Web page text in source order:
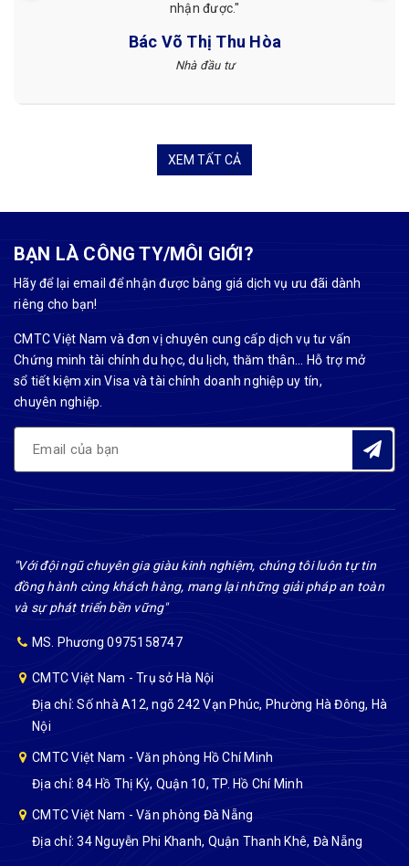
nhận được."
Bác Võ Thị Thu Hòa
Nhà đầu tư
XEM TẤT CẢ
BẠN LÀ CÔNG TY/MÔI GIỚI?
Hãy để lại email để nhận được bảng giá dịch vụ ưu đãi dành
riêng cho bạn!
CMTC Việt Nam và đơn vị chuyên cung cấp dịch vụ tư vấn
Chứng minh tài chính du học, du lịch, thăm thân... Hỗ trợ mở
sổ tiết kiệm xin Visa và tài chính doanh nghiệp uy tín,
chuyên nghiệp.
"Với đội ngũ chuyên gia giàu kinh nghiệm, chúng tôi luôn tự tin
đồng hành cùng khách hàng, mang lại những giải pháp an toàn
và sự phát triển bền vững"
MS. Phương 0975158747
CMTC Việt Nam - Trụ sở Hà Nội
Địa chỉ: Số nhà A12, ngõ 242 Vạn Phúc, Phường Hà Đông, Hà
Nội
CMTC Việt Nam - Văn phòng Hồ Chí Minh
Địa chỉ: 84 Hồ Thị Kỷ, Quận 10, TP. Hồ Chí Minh
CMTC Việt Nam - Văn phòng Đà Nẵng
Địa chỉ: 34 Nguyễn Phi Khanh, Quận Thanh Khê, Đà Nẵng